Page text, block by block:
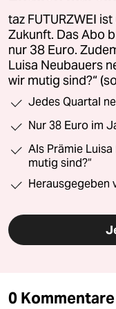
taz FUTURZWEI
Zukunft. Das Abo
nur 38 Euro.
Luisa Neubauers
wir mutig sind?“
Jedes Quartal
Nur 38 Euro im
Als Prämie Luisa
mutig sind?“
Herausgegeben
0 Kommentare